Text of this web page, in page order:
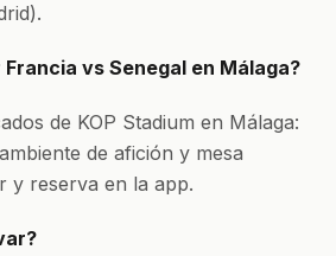
vs Senegal en Málaga?
de KOP Stadium en Málaga:
de afición y mesa
y reserva en la app.